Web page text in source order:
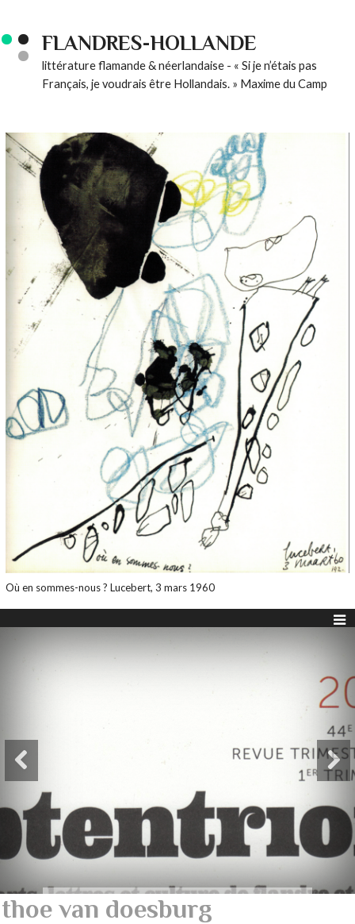
FLANDRES-HOLLANDE
littérature flamande & néerlandaise - « Si je n’étais pas
Français, je voudrais être Hollandais. » Maxime du Camp
Où en sommes-nous ? Lucebert, 3 mars 1960
thoe van doesburg